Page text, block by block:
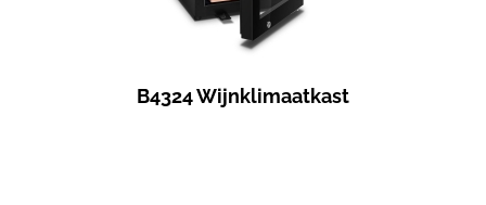
B4324 Wijnklimaatkast